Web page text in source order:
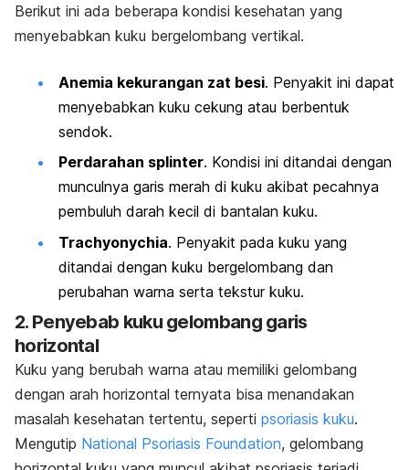
Berikut ini ada beberapa kondisi kesehatan yang
menyebabkan kuku bergelombang vertikal.
Anemia kekurangan zat besi. Penyakit ini dapat
menyebabkan kuku cekung atau berbentuk
sendok.
Perdarahan splinter. Kondisi ini ditandai dengan
munculnya garis merah di kuku akibat pecahnya
pembuluh darah kecil di bantalan kuku.
Trachyonychia. Penyakit pada kuku yang
ditandai dengan kuku bergelombang dan
perubahan warna serta tekstur kuku.
2. Penyebab kuku gelombang garis
horizontal
Kuku yang berubah warna atau memiliki gelombang
dengan arah horizontal ternyata bisa menandakan
masalah kesehatan tertentu, seperti psoriasis kuku.
Mengutip National Psoriasis Foundation, gelombang